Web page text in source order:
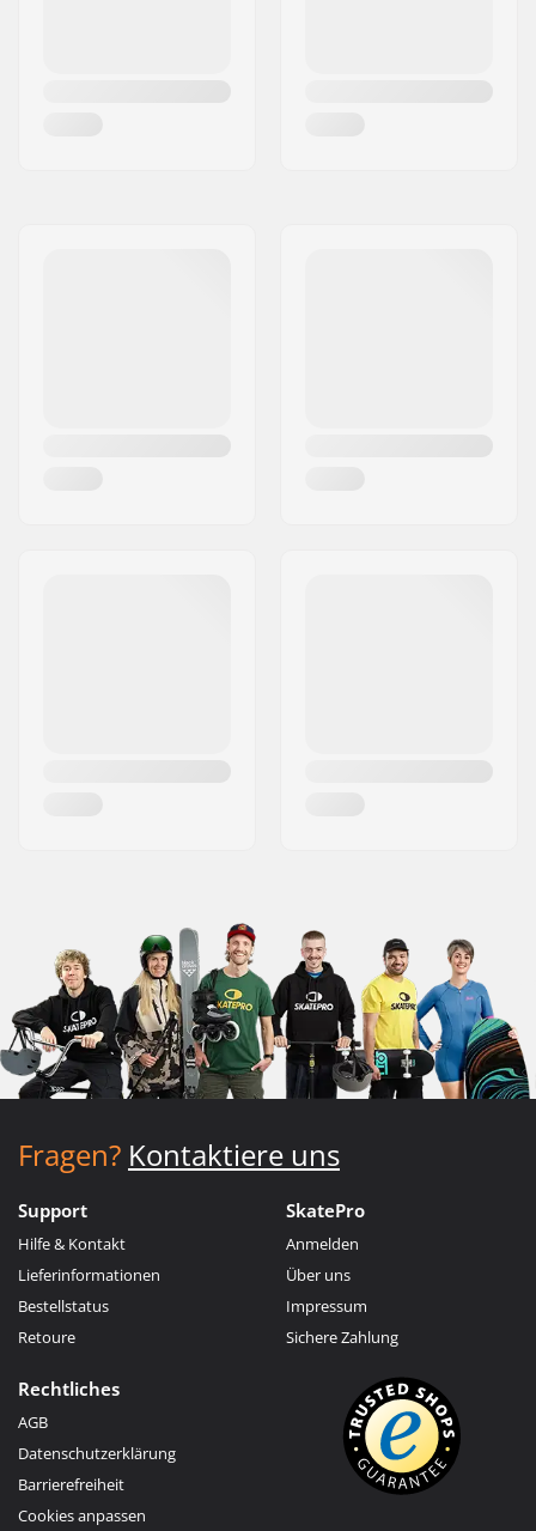
Fragen? Kontaktiere uns
Support
Hilfe & Kontakt
Lieferinformationen
Bestellstatus
Retoure
SkatePro
Anmelden
Über uns
Impressum
Sichere Zahlung
Rechtliches
AGB
Datenschutzerklärung
Barrierefreiheit
Cookies anpassen